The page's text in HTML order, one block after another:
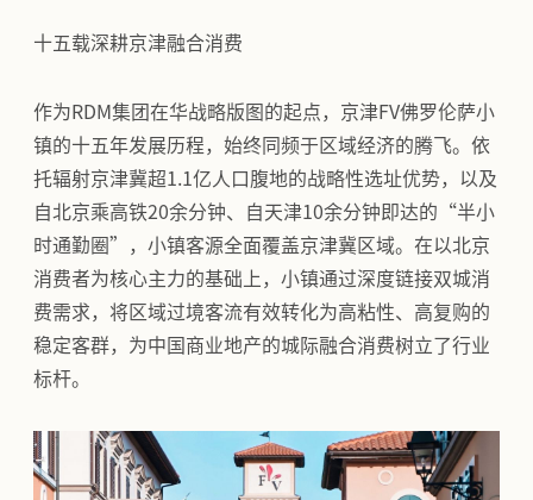
十五载深耕京津融合消费
作为RDM集团在华战略版图的起点，京津FV佛罗伦萨小
镇的十五年发展历程，始终同频于区域经济的腾飞。依
托辐射京津冀超1.1亿人口腹地的战略性选址优势，以及
自北京乘高铁20余分钟、自天津10余分钟即达的“半小
时通勤圈”，小镇客源全面覆盖京津冀区域。在以北京
消费者为核心主力的基础上，小镇通过深度链接双城消
费需求，将区域过境客流有效转化为高粘性、高复购的
稳定客群，为中国商业地产的城际融合消费树立了行业
标杆。